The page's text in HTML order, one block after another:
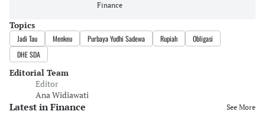
Finance
Topics
Jadi Tau Menkeu Purbaya Yudhi Sadewa Rupiah
Obligasi
DHE SDA
Editorial Team
Editor
Ana Widiawati
Latest in Finance See More